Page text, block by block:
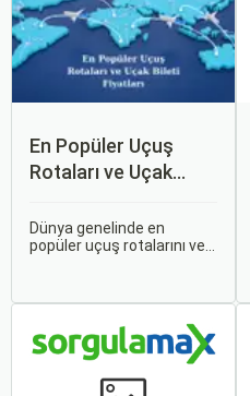
En Popüler Uçuş
Rotaları ve Uçak
Dünya genelinde en
popüler uçuş rotalarını ve
popüler rotalar, çeşitli
faktörlere bağlı olarak
değişebilir; bunlar arasında
ekonomik durumlar, turizm